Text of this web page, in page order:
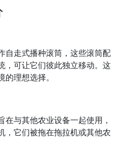
自走式播种滚筒，这些滚筒配
，可让它们彼此独立移动。这
理想选择。
在与其他农业设备一起使用，
，它们被拖在拖拉机或其他农